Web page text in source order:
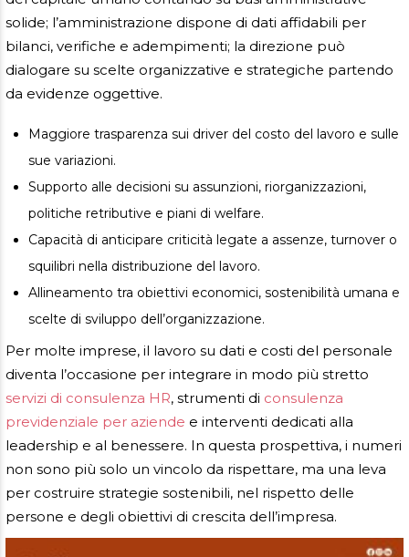
solide; l’amministrazione dispone di dati affidabili per
bilanci, verifiche e adempimenti; la direzione può
dialogare su scelte organizzative e strategiche partendo
da evidenze oggettive.
Maggiore trasparenza sui driver del costo del lavoro e sulle
sue variazioni.
Supporto alle decisioni su assunzioni, riorganizzazioni,
politiche retributive e piani di welfare.
Capacità di anticipare criticità legate a assenze, turnover o
squilibri nella distribuzione del lavoro.
Allineamento tra obiettivi economici, sostenibilità umana e
scelte di sviluppo dell’organizzazione.
Per molte imprese, il lavoro su dati e costi del personale
diventa l’occasione per integrare in modo più stretto
servizi di consulenza HR, strumenti di consulenza
previdenziale per aziende e interventi dedicati alla
leadership e al benessere. In questa prospettiva, i numeri
non sono più solo un vincolo da rispettare, ma una leva
per costruire strategie sostenibili, nel rispetto delle
persone e degli obiettivi di crescita dell’impresa.